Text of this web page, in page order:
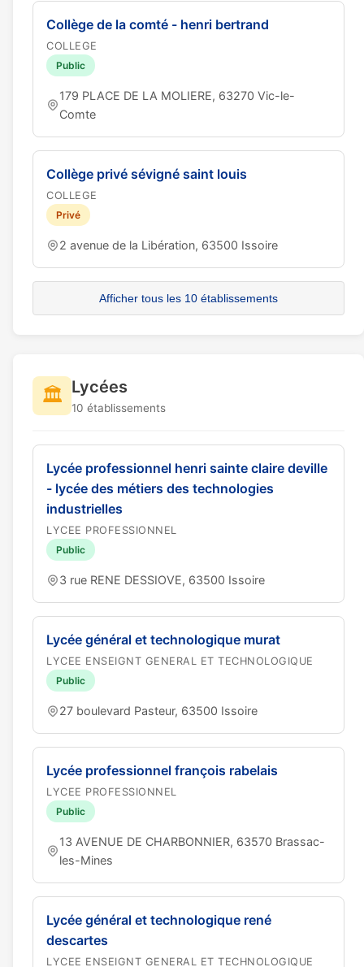
Collège de la comté - henri bertrand
COLLEGE
Public
179 PLACE DE LA MOLIERE, 63270 Vic-le-
Comte
Collège privé sévigné saint louis
COLLEGE
Privé
2 avenue de la Libération, 63500 Issoire
Afficher tous les 10 établissements
🏛️ Lycées
10 établissements
Lycée professionnel henri sainte claire deville
- lycée des métiers des technologies
industrielles
LYCEE PROFESSIONNEL
Public
3 rue RENE DESSIOVE, 63500 Issoire
Lycée général et technologique murat
LYCEE ENSEIGNT GENERAL ET TECHNOLOGIQUE
Public
27 boulevard Pasteur, 63500 Issoire
Lycée professionnel françois rabelais
LYCEE PROFESSIONNEL
Public
13 AVENUE DE CHARBONNIER, 63570 Brassac-
les-Mines
Lycée général et technologique rené
descartes
LYCEE ENSEIGNT GENERAL ET TECHNOLOGIQUE